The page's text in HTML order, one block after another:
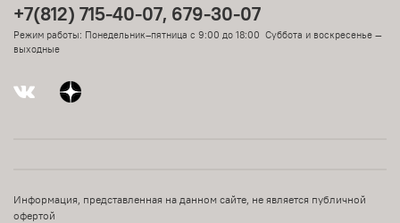
+7(812) 715-40-07, 679-30-07
Режим работы: Понедельник–пятница с 9:00 до 18:00 Суббота и воскресенье —
выходные
Информация, представленная на данном сайте, не является публичной
офертой